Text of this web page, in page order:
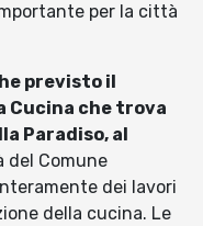
per la città
previsto il
Cucina che trova
Paradiso, al
del Comune
dei lavori
della cucina. Le